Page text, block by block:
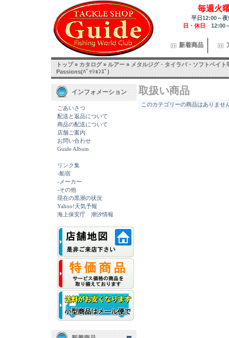
毎週火
平日12:00～
日・休日 12:00
新着商品
トップ»カタログ»ルアー»メタルジグ・タイラバ・ソフトベイト
Passions(ﾊﾟｯｼｮﾝｽﾞ)
インフォメーション
ごあいさつ
配送と返品について
商品の配送について
店舗ご案内
お問い合わせ
Guide Album
リンク集
-船宿
-メーカー
-その他
現在の黒潮の状況
Yahoo!天気予報
海上保安庁 潮汐情報
取扱い商品
このカテゴリーの商品はありませ